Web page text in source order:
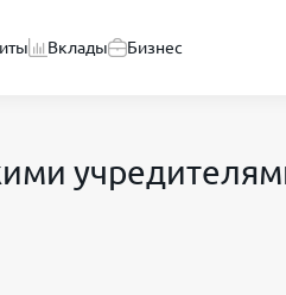
Вклады Бизнес